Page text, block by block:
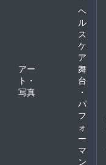
ヘ
ル
ス
ケ
ア
アー
ト・
写真
舞
台
・
パ
フ
ォ
ー
マ
ン